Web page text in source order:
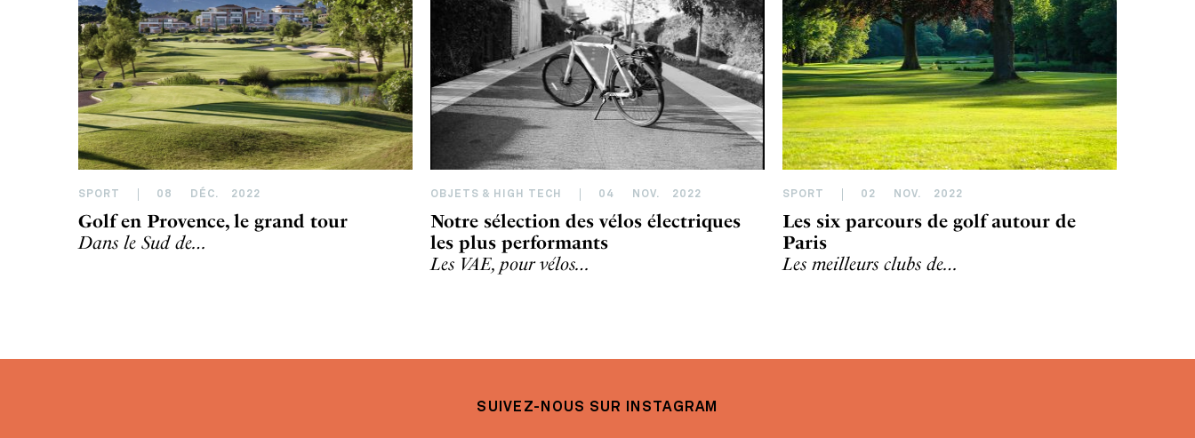
SPORT 08 DÉC. 2022
Golf en Provence, le grand tour
Dans le Sud de…
OBJETS & HIGH TECH 04 NOV. 2022
Notre sélection des vélos électriques
les plus performants
Les VAE, pour vélos…
SPORT 02 NOV. 2022
Les six parcours de golf autour de
Paris
Les meilleurs clubs de…
SUIVEZ-NOUS SUR INSTAGRAM